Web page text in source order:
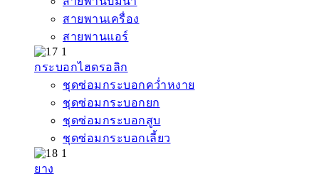
สายพานเครื่อง
สายพานแอร์
กระบอกไฮดรอลิก
ชุดซ่อมกระบอกคว่ำหงาย
ชุดซ่อมกระบอกยก
ชุดซ่อมกระบอกสูบ
ชุดซ่อมกระบอกเลี้ยว
ยาง